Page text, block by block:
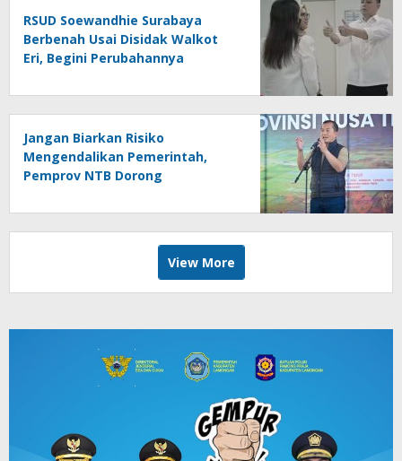
RSUD Soewandhie Surabaya
Berbenah Usai Disidak Walkot
Eri, Begini Perubahannya
Jangan Biarkan Risiko
Mengendalikan Pemerintah,
Pemprov NTB Dorong
Mengambil Keputusan
View More